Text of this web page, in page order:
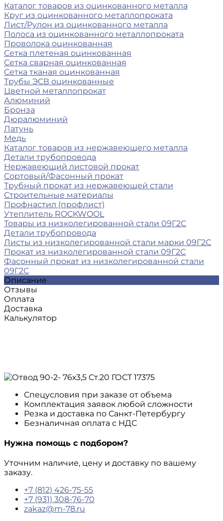
Каталог товаров из оцинкованного металла
Круг из оцинкованного металлопроката
Лист/Рулон из оцинкованного металла
Полоса из оцинкованного металлопроката
Проволока оцинкованная
Сетка плетеная оцинкованная
Сетка сварная оцинкованная
Сетка тканая оцинкованная
Трубы ЭСВ оцинкованные
Цветной металлопрокат
Алюминий
Бронза
Дюралюминий
Латунь
Медь
Каталог товаров из нержавеющего металла
Детали трубопровода
Нержавеющий листовой прокат
Сортовый/Фасонный прокат
Трубный прокат из нержавеющей стали
Строительные материалы
Профнастил (профлист)
Утеплитель ROCKWOOL
Товары из низколегированной стали 09Г2С
Детали трубопровода
Листы из низколегированной стали марки 09Г2С
Прокат из низколегированной стали 09Г2С
Фасонный прокат из низколегированной стали
09Г2С
Описание
Отзывы
Оплата
Доставка
Калькулятор
Спецусловия при заказе от объема
Комплектация заявок любой сложности
Резка и доставка по Санкт-Петербургу
Безналичная оплата с НДС
Нужна помощь с подбором?
Уточним наличие, цену и доставку по вашему
заказу.
+7 (812) 426-75-55
+7 (931) 308-76-70
zakaz@m-78.ru